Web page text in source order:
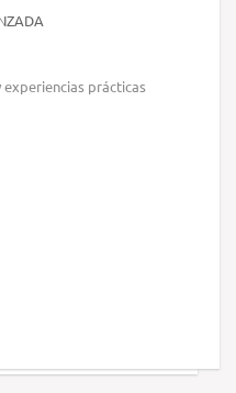
prácticas